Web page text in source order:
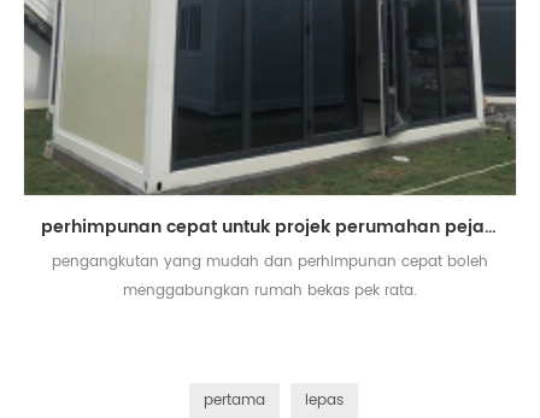
perhimpunan cepat untuk projek perumahan pejabat prefab flat pack rumah kontena
pengangkutan yang mudah dan perhimpunan cepat boleh
menggabungkan rumah bekas pek rata.
pertama
lepas